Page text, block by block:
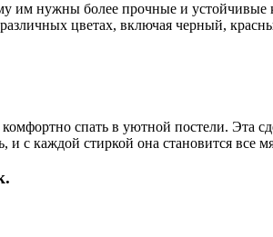
им нужны более прочные и
цветах, включая черный,
спать в уютной постели. Эта
с каждой стиркой она становится все